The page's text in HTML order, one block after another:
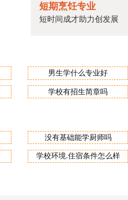
短期烹饪专业
短时间成才助力创发展
男生学什么专业好
学校有招生简章吗
没有基础能学厨师吗
学校环境.住宿条件怎么样